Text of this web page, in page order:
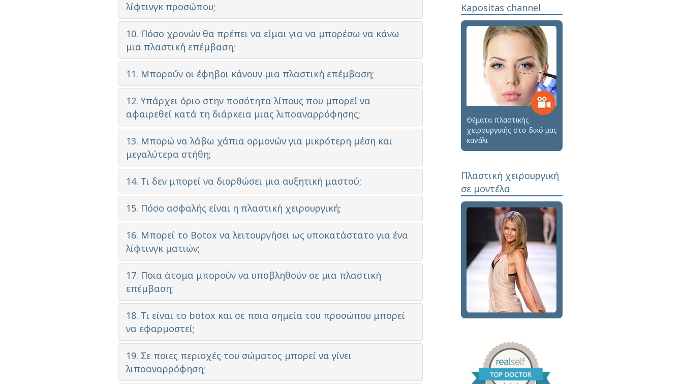
λίφτινγκ προσώπου;
10. Πόσο χρονών θα πρέπει να είμαι για να μπορέσω να κάνω
μια πλαστική επέμβαση;
11. Μπορούν οι έφηβοι κάνουν μια πλαστική επέμβαση;
12. Υπάρχει όριο στην ποσότητα λίπους που μπορεί να
αφαιρεθεί κατά τη διάρκεια μιας λιποαναρρόφησης;
13. Μπορώ να λάβω χάπια ορμονών για μικρότερη μέση και
μεγαλύτερα στήθη;
14. Τι δεν μπορεί να διορθώσει μια αυξητική μαστού;
15. Πόσο ασφαλής είναι η πλαστική χειρουργική;
16. Μπορεί το Botox να λειτουργήσει ως υποκατάστατο για ένα
λίφτινγκ ματιών;
17. Ποια άτομα μπορούν να υποβληθούν σε μια πλαστική
επέμβαση;
18. Τι είναι το botox και σε ποια σημεία του προσώπου μπορεί
να εφαρμοστεί;
19. Σε ποιες περιοχές του σώματος μπορεί να γίνει
λιποαναρρόφηση;
Kapositas channel
Θέματα πλαστικής
χειρουργικής στο δικό μας
κανάλι
Πλαστική χειρουργική
σε μοντέλα